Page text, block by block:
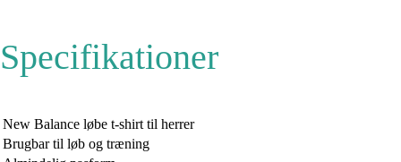
Specifikationer
New Balance løbe t-shirt til herrer
Brugbar til løb og træning